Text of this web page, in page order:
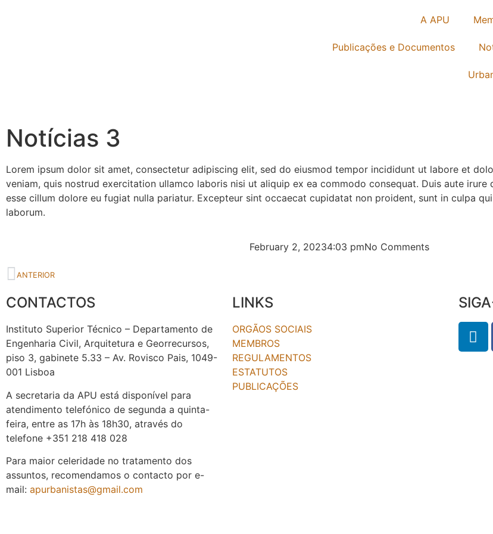
A APU
Publicações e Documentos
Notícias 3
Lorem ipsum dolor sit amet, consectetur adipiscing elit, sed do eiusmod tempor incididunt ut labore et
veniam, quis nostrud exercitation ullamco laboris nisi ut aliquip ex ea commodo consequat. Duis aute
esse cillum dolore eu fugiat nulla pariatur. Excepteur sint occaecat cupidatat non proident, sunt in culpa
laborum.
February 2, 20234:03 pmNo Comments
ANTERIOR
CONTACTOS
Instituto Superior Técnico – Departamento de
Engenharia Civil, Arquitetura e Georrecursos,
piso 3, gabinete 5.33 – Av. Rovisco Pais, 1049-
001 Lisboa
A secretaria da APU está disponível para
atendimento telefónico de segunda a quinta-
feira, entre as 17h às 18h30, através do
telefone +351 218 418 028
Para maior celeridade no tratamento dos
assuntos, recomendamos o contacto por e-
mail: apurbanistas@gmail.com
LINKS
ORGÃOS SOCIAIS
MEMBROS
REGULAMENTOS
ESTATUTOS
PUBLICAÇÕES